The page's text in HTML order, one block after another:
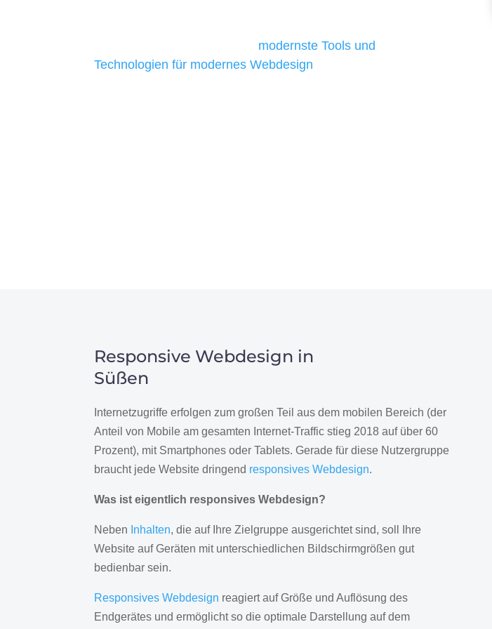
modernste Tools und
Technologien für modernes Webdesign
Responsive Webdesign in
Süßen
Internetzugriffe erfolgen zum großen Teil aus dem mobilen Bereich (der
Anteil von Mobile am gesamten Internet-Traffic stieg 2018 auf über 60
Prozent), mit Smartphones oder Tablets. Gerade für diese Nutzergruppe
braucht jede Website dringend responsives Webdesign.
Was ist eigentlich responsives Webdesign?
Neben Inhalten, die auf Ihre Zielgruppe ausgerichtet sind, soll Ihre
Website auf Geräten mit unterschiedlichen Bildschirmgrößen gut
bedienbar sein.
Responsives Webdesign reagiert auf Größe und Auflösung des
Endgerätes und ermöglicht so die optimale Darstellung auf dem